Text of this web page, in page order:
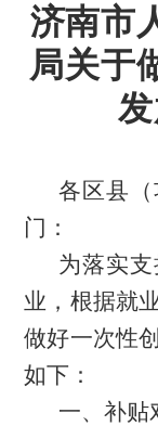
济南市
局关于
各区县（
门：
为落实
业，根据就
做好一次性
如下 ：
一、补贴